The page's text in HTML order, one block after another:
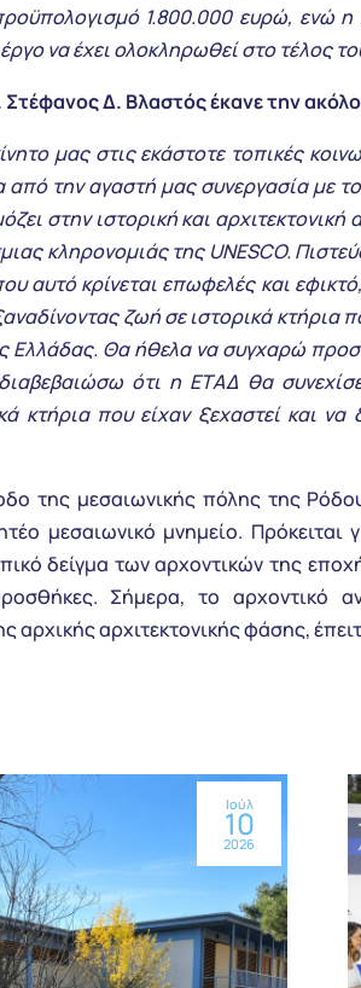
1.800.000 ευρώ, ενώ
να έχει ολοκληρωθεί στο τέλος
Δ. Βλαστός έκανε την
μας στις εκάστοτε τοπικές
την αγαστή μας συνεργασία με
στην ιστορική και
κληρονομιάς της UNESCO.
αυτό κρίνεται επωφελές και
ζωή σε ιστορικά κτήρια
Ελλάδας. Θα ήθελα να συγχαρώ
ότι η ΕΤΑΔ θα
κτήρια που είχαν ξεχαστεί και
της μεσαιωνικής πόλης της
μεσαιωνικό μνημείο. Πρόκειται
δείγμα των αρχοντικών της
Σήμερα, το αρχοντικό
αρχικής αρχιτεκτονικής φάσης,
Ιούλ
10
2026